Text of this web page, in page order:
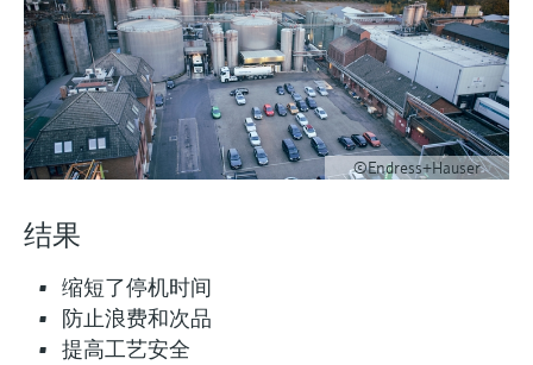
软件
产品工具
通过产品特性查找适当的测量设备、软件或
系统组件。
Applicator 选型和计算软件
通过应用参数查找、选择并配置产品
放射线物位测量
阻旋料位开关
伺服液位测量
机电式物位测量
微波限位栅物位测量
Level measurement with pressure
ORP电极和变送器
污泥界面传感器和变送器
营养盐分析仪和传感器
金属分析仪
光度计
微波传输测量原理
线缆式温度计
多点温度计
选购全部
选购全部
视距测量仪
超高探测器
选购全部
公用工程：可靠使用蒸汽
所有行业的关注焦点
决策级过程透明度，赋能卓越运营
关联公司
©Endress+Hauser
结果
缩短了停机时间
防止浪费和次品
提高工艺安全